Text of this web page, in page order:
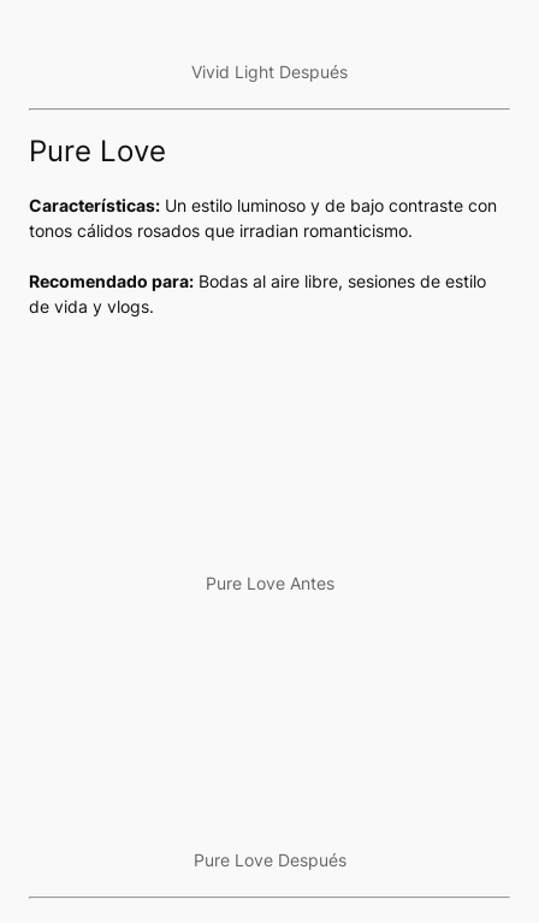
Vivid Light Después
Pure Love
Características: Un estilo luminoso y de bajo contraste con
tonos cálidos rosados que irradian romanticismo.
Recomendado para: Bodas al aire libre, sesiones de estilo
de vida y vlogs.
Pure Love Antes
Pure Love Después